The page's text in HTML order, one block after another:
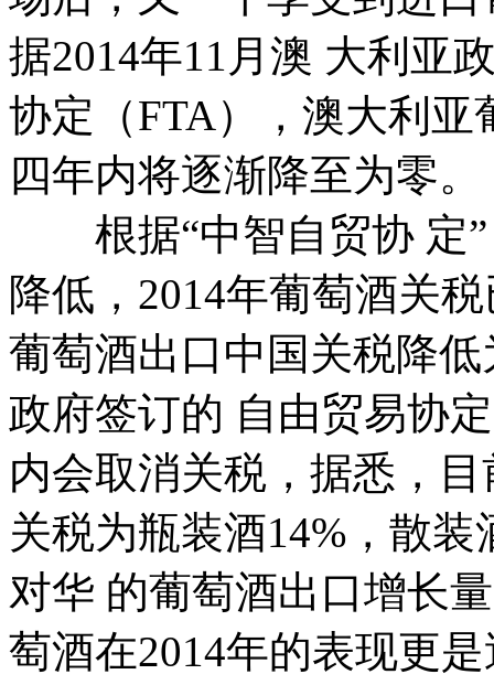
据2014年11月澳 大利亚
协定（FTA），澳大利
四年内将逐渐降至为
根据“中智自贸协 定”
降低，2014年葡萄酒关
葡萄酒出口中国关税降
政府签订的 自由贸易协
内会取消关税，据悉，
关税为瓶装酒14%，散
对华 的葡萄酒出口增长
萄酒在2014年的表现更